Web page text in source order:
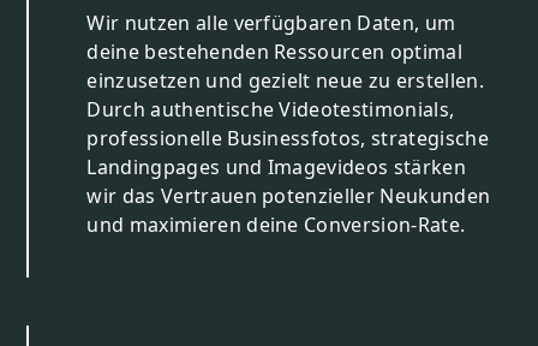
Wir nutzen alle verfügbaren Daten, um
deine bestehenden Ressourcen optimal
einzusetzen und gezielt neue zu erstellen.
Durch authentische Videotestimonials,
professionelle Businessfotos, strategische
Landingpages und Imagevideos stärken
wir das Vertrauen potenzieller Neukunden
und maximieren deine Conversion-Rate.